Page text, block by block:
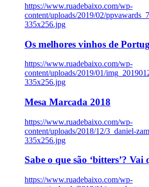
https://www.ruadebaixo.com/wp-
content/uploads/2019/02/
335x256.jpg
Os melhores vinhos de
https://www.ruadebaixo.com/wp-
content/uploads/2019/01/
335x256.jpg
Mesa Marcada 2018
https://www.ruadebaixo.com/wp-
content/uploads/2018/12/3_daniel-
335x256.jpg
Sabe o que são ‘bitters’?
https://www.ruadebaixo.com/wp-